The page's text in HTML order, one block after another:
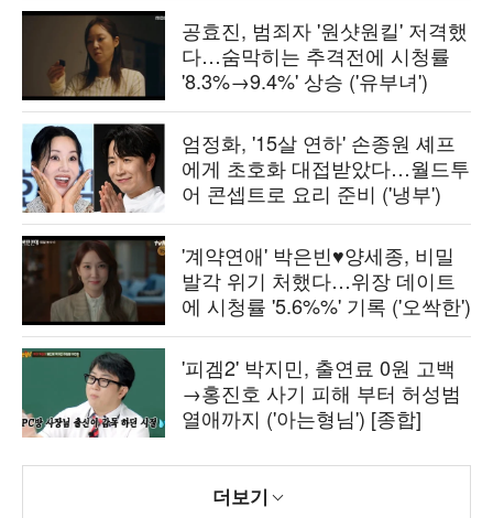
공효진, 범죄자 '원샷원킬' 저격했
다…숨막히는 추격전에 시청률
'8.3%→9.4%' 상승 ('유부녀')
엄정화, '15살 연하' 손종원 셰프
에게 초호화 대접받았다…월드투
어 콘셉트로 요리 준비 ('냉부')
'계약연애' 박은빈♥양세종, 비밀
발각 위기 처했다…위장 데이트
에 시청률 '5.6%%' 기록 ('오싹한')
'피겜2' 박지민, 출연료 0원 고백
→홍진호 사기 피해 부터 허성범
열애까지 ('아는형님') [종합]
더보기